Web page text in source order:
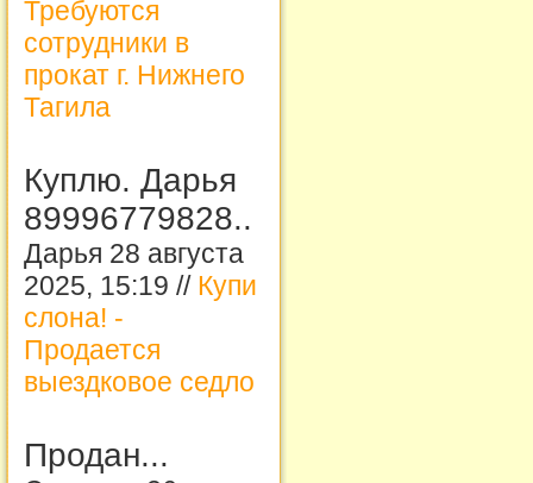
Требуются
сотрудники в
прокат г. Нижнего
Тагила
Куплю. Дарья
89996779828..
Дарья 28 августа
2025, 15:19 // Купи
слона! -
Продается
выездковое седло
Продан...